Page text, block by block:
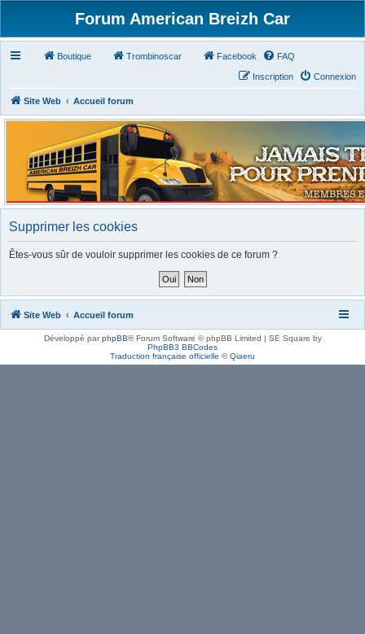
Forum American Breizh Car
Boutique Trombinoscar Facebook FAQ
Connexion
Inscription
Site Web Accueil forum
Supprimer les cookies
Êtes-vous sûr de vouloir supprimer les cookies de ce forum ?
Site Web Accueil forum
Développé parphpBB® Forum Software © phpBB Limited | SE Square by
PhpBB3 BBCodes
Traduction française officielle ©Qiaeru